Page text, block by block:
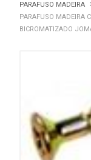
PARAFUSO MADEIRA
PARAFUSO MADEIRA
BICROMATIZADO